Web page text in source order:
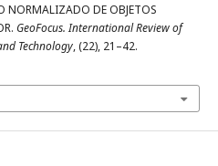
NORMALIZADO DE OBJETOS
GeoFocus. International Review of
Technology, (22), 21–42.